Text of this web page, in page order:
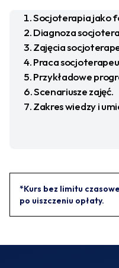
Socjoterapia jako
Diagnoza
Zajęcia
Praca
Przykładowe
Scenariusze zajęć.
Zakres wiedzy i
*Kurs bez limitu
po uiszczeniu opłaty.